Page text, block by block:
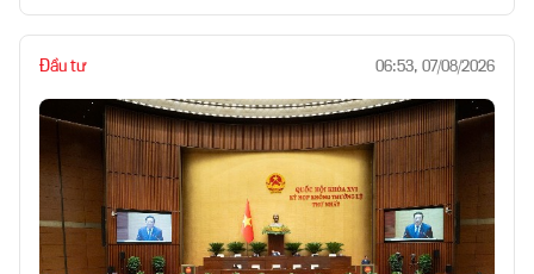
Đầu tư 06:53, 07/08/2026